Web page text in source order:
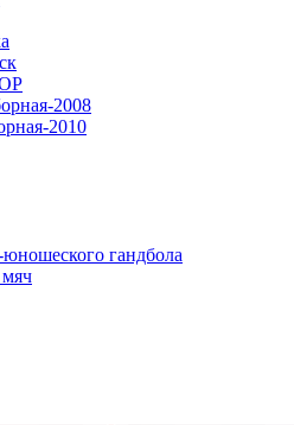
2008
2010
юношеского гандбола